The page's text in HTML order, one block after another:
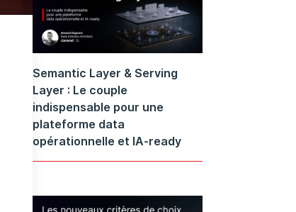
Semantic Layer & Serving
Layer : Le couple
indispensable pour une
plateforme data
opérationnelle et IA-ready